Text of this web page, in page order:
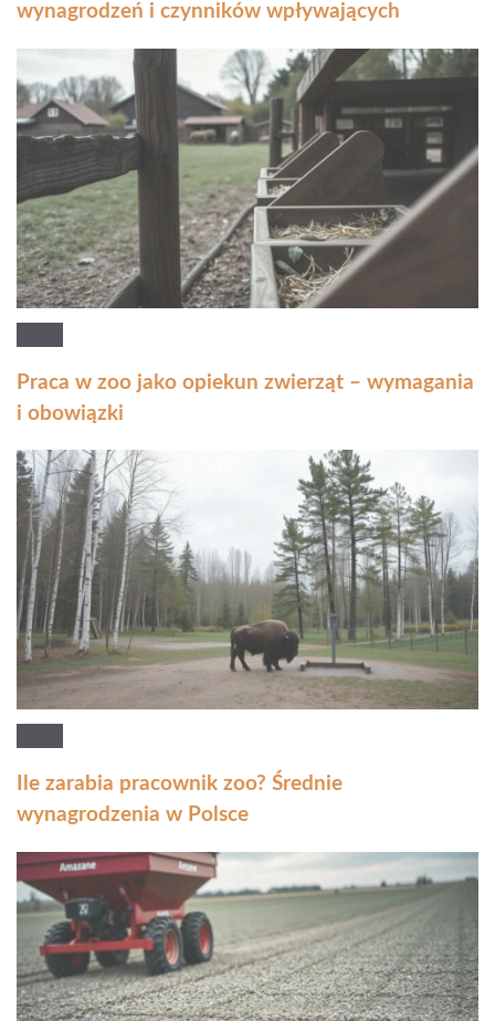
wynagrodzeń i czynników wpływających
Praca w zoo jako opiekun zwierząt – wymagania
i obowiązki
Ile zarabia pracownik zoo? Średnie
wynagrodzenia w Polsce